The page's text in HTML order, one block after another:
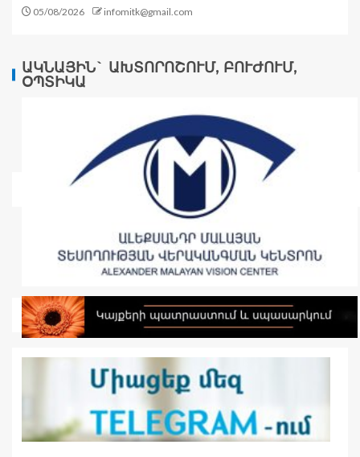
05/08/2026 infomitk@gmail.com
ԱԿՆԱՅԻՆ` ԱԽՏՈՐՈՇՈՒՄ, ԲՈՒԺՈՒՄ,
ՕՊՏԻԿԱ